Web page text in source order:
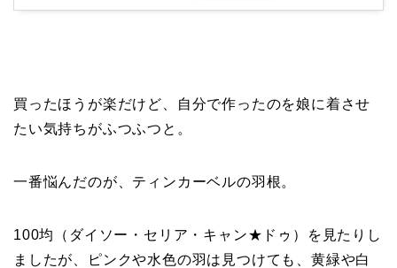
買ったほうが楽だけど、自分で作ったのを娘に着させ
たい気持ちがふつふつと。
一番悩んだのが、ティンカーベルの羽根。
100均（ダイソー・セリア・キャン★ドゥ）を見たりし
ましたが、ピンクや水色の羽は見つけても、黄緑や白